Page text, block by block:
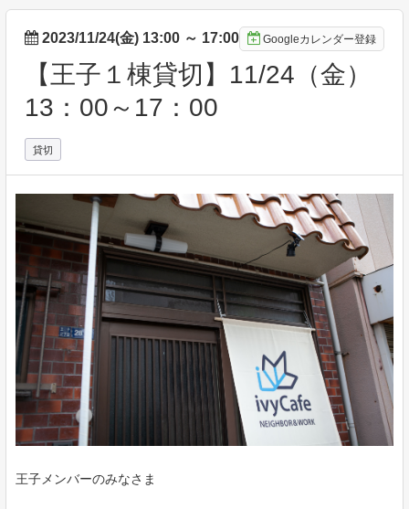
2023/11/24(金) 13:00 ～ 17:00 Googleカレンダー登録
【王子１棟貸切】11/24（金）
13：00～17：00
貸切
王子メンバーのみなさま